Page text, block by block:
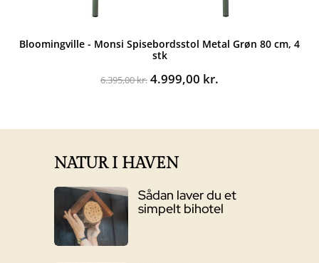
Bloomingville - Monsi Spisebordsstol Metal Grøn 80 cm, 4
stk
6.395,00kr. Den
4.999,00 kr.
NATUR I HAVEN
Sådan laver du et
simpelt bihotel